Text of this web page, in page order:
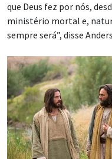
que Deus fez por nós,
ministério mortal e,
sempre será”, disse